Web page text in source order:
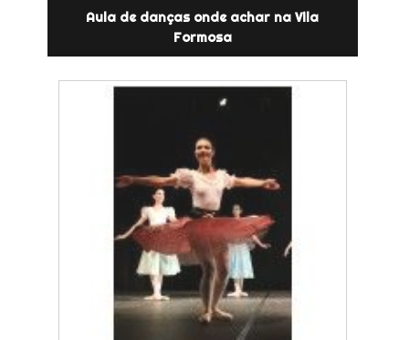
Aula de danças onde achar na Vila
Formosa